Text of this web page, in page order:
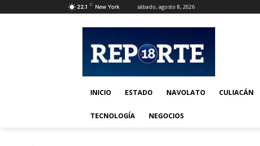
22.1 C New York sábado, agosto 8, 2026
INICIO ESTADO NAVOLATO CULIACÁN
TECNOLOGÍA NEGOCIOS